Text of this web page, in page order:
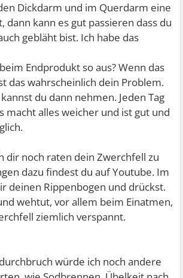
Dickdarm und im Querdarm eine
dann kann es gut passieren dass du
gebläht bist. Ich habe das
Endprodukt so aus? Wenn das
das wahrscheinlich dein Problem.
du dann nehmen. Jeden Tag
macht alles weicher und ist gut und
dir noch raten dein Zwerchfell zu
dazu findest du auf Youtube. Im
deinen Rippenbogen und drückst.
wehtut, vor allem beim Einatmen,
ziemlich verspannt.
würde ich noch andere